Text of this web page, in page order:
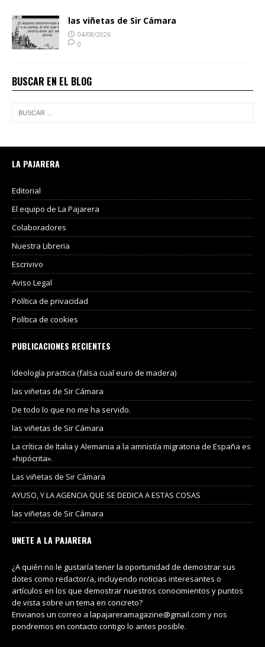
las viñetas de Sir Cámara
04/08/2026
0
BUSCAR EN EL BLOG
LA PAJARERA
Editorial
El equipo de La Pajarera
Colaboradores
Nuestra Libreria
Escrivivo
Aviso Legal
Política de privacidad
Política de cookies
PUBLICACIONES RECIENTES
Ideología practica (falsa cual euro de madera)
las viñetas de Sir Cámara
De todo lo que no me ha servido.
las viñetas de Sir Cámara
La crítica de Italia y Alemania a la amnistía migratoria de España es
«hipócrita».
Las viñetas de Sir Cámara
AYUSO, Y LA AGENCIA QUE SE DEDICA A ESTAS COSAS
las viñetas de Sir Cámara
UNETE A LA PAJARERA
¿A quién no le gustaría tener la oportunidad de demostrar sus
dotes como redactor/a, incluyendo noticias interesantes o
artículos en los que demostrar nuestros conocimientos y puntos
de vista sobre un tema en concreto?
Envianos un correo a lapajareramagazine@gmail.com y nos
pondremos en contacto contigo lo antes posible.